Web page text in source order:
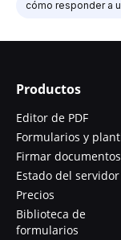
cómo responder a
Productos
Editor de PDF
Formularios y
Firmar documentos
Estado del servidor
Precios
Biblioteca de
formularios